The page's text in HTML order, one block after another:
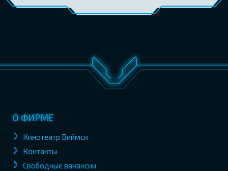
О ФИРМЕ
Кинотеатр Виймси
Контакты
Свободные вакансии